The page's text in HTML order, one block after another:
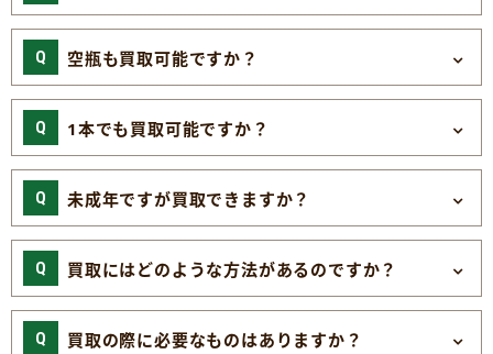
空瓶も買取可能ですか？
1本でも買取可能ですか？
未成年ですが買取できますか？
買取にはどのような方法があるのですか？
買取の際に必要なものはありますか？